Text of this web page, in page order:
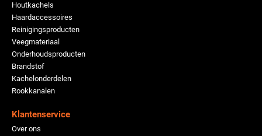
Houtkachels
Haardaccessoires
Reinigingsproducten
Veegmateriaal
Onderhoudsproducten
Brandstof
Kachelonderdelen
Rookkanalen
Klantenservice
Over ons